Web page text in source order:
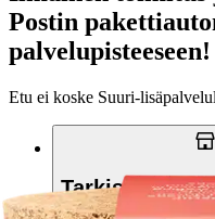
Postin
palvelupisteeseen!
Etu ei koske
Tarkista